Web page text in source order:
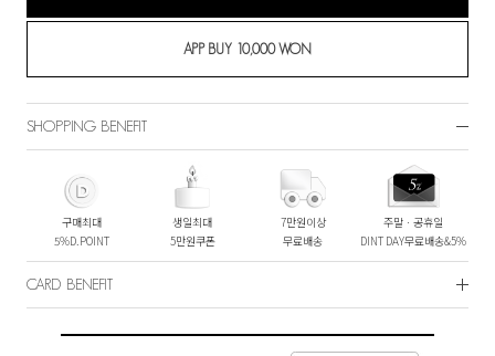
SHOPPING BENEFIT
구매최대
5%D.POINT
생일최대
5만원쿠폰
7만원이상
무료배송
주말ㆍ공휴일
DINT DAY무료배송&5%
CARD BENEFIT